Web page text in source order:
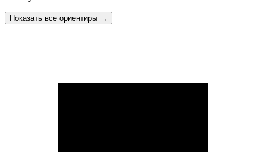
Показать все ориентиры →